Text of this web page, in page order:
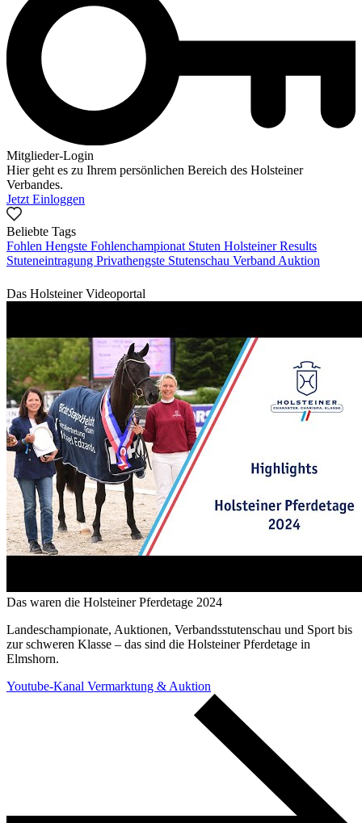
Mitglieder-Login
Hier geht es zu Ihrem persönlichen Bereich des Holsteiner
Verbandes.
Jetzt Einloggen
Beliebte Tags
Fohlen Hengste Fohlenchampionat Stuten Holsteiner Results
Stuteneintragung Privathengste Stutenschau Verband Auktion
Das Holsteiner Videoportal
Das waren die Holsteiner Pferdetage 2024
Landeschampionate, Auktionen, Verbandsstutenschau und Sport bis
zur schweren Klasse – das sind die Holsteiner Pferdetage in
Elmshorn.
Youtube-Kanal Vermarktung & Auktion